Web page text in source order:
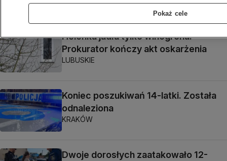
Helenka jadła tylko winogrona.
Prokurator kończy akt oskarżenia
LUBUSKIE
Koniec poszukiwań 14-latki. Została
odnaleziona
KRAKÓW
Dwoje dorosłych zaatakowało 12-
Pokaż cele